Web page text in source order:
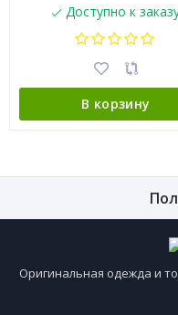
Доступно к
В корзину
Оригинальная одежда и